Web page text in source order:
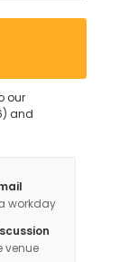
our
and
workday
venue